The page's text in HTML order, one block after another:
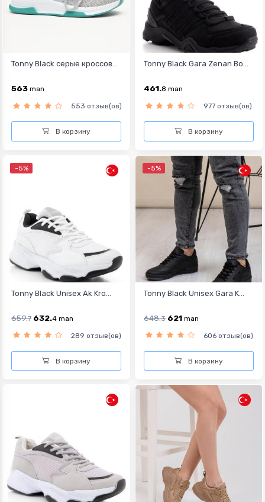
Tonny Black cерые кроссов...
563 man
553 отзыв(ов)
В корзину
Tonny Black Gara Zenan Bo...
461.8 man
977 отзыв(ов)
В корзину
-5%
Tonny Black Unisex Ak Kro...
659.7 632.4 man
289 отзыв(ов)
В корзину
-5%
Tonny Black Unisex Gara K...
648.3 621 man
606 отзыв(ов)
В корзину